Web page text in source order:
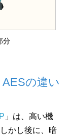
分
の違い
」は、高い機
かし後に、暗